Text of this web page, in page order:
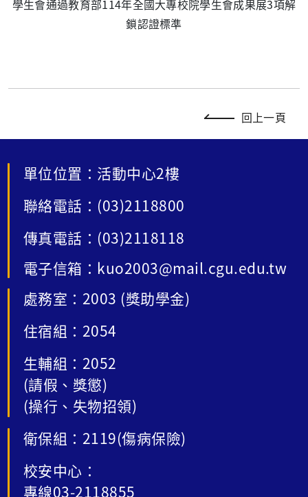
學生會通過教育部114年全國大專校院學生會成果展3項解
鎖認證標準
回上一頁
單位位置：活動中心2樓
聯絡電話：(03)2118800
傳真電話：(03)2118118
電子信箱：kuo2003@mail.cgu.edu.tw
處務室：2003 (獎助學金)
住宿組：2054
生輔組：2052
(請假、獎懲)
(操行、失物招領)
衛保組：2119(傷病保險)
校安中心：
專線03-2118855